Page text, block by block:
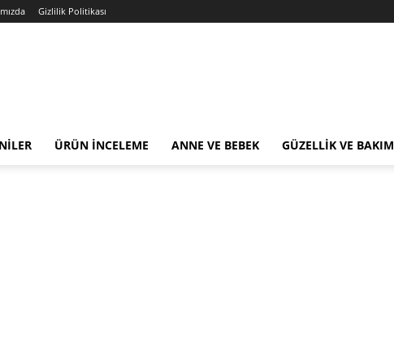
Gizlilik Politikası
ÜRÜN İNCELEME ANNE VE BEBEK GÜZELLIK VE BAKIM